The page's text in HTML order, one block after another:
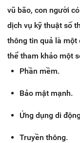
vũ bão, con người
dịch vụ kỹ thuật số
thông tin quả là một
thể tham khảo một
Phần mềm.
Bảo mật mạnh.
Ứng dụng di
Truyền thông.